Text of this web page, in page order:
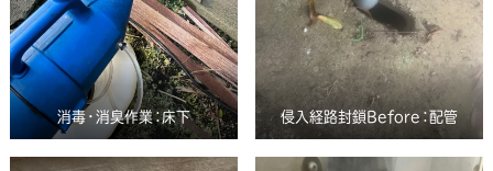
消毒・消臭作業：床下 侵入経路封鎖Before：配管